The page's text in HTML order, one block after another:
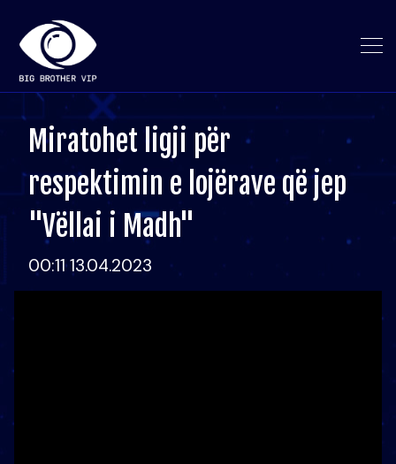
Miratohet ligji për
respektimin e lojërave që jep
"Vëllai i Madh"
00:11 13.04.2023